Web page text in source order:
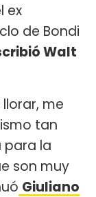
ex
de Bondi
Walt
me
tan
para la
son muy
Giuliano